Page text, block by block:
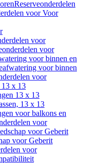
Reserveonderdelen
voor Voor
voor
voor
voor binnen en
voor binnen
voor
x 13
13 x 13
13 x 13
voor balkons en
voor
voor Geberit
voor Geberit
voor